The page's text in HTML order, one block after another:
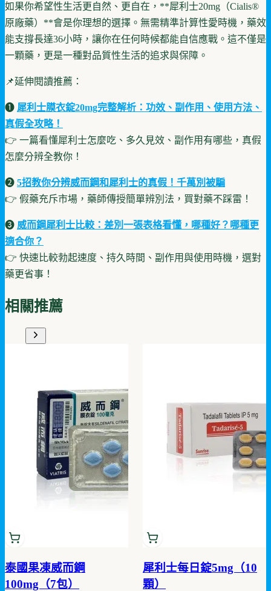
如果你希望性生活更自然、更自在，**犀利士20mg（Cialis®
原廠藥）**會是你理想的選擇。無需精準計算性愛時機，藥效
能支撐長達36小時，讓你在任何時候都能自信應戰。這不僅是
一顆藥，更是一種對品質性生活的追求與保障。
📌延伸閱讀推薦：
➊ 犀利士膜衣錠20mg完整解析：功效、副作用、使用方法、
真假全攻略！
👉 一篇看懂犀利士怎麼吃、多久見效、副作用有哪些，真假
怎麼分辨全教你！
➋ 5招教你分辨威而鋼和犀利士的真假！千萬別被騙
👉 假藥充斥市場，藥師傳授簡單辨別法，買對藥不踩雷！
➌ 威而鋼犀利士比較：差別一張表格看懂，哪種好？哪種更
適合你？
👉 快速比較勃起速度、持久時間、副作用與使用時機，選對
藥更省事！
相關推薦
泰國果凍威而鋼
100mg（7包）
犀利士每日錠5mg（10
顆）